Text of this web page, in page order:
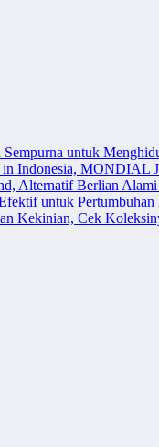
untuk
Indonesia, MONDIAL
Alternatif Berlian
untuk Pertumbuhan
Kekinian, Cek